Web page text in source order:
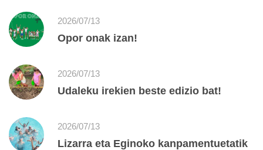
2026/07/13
Opor onak izan!
2026/07/13
Udaleku irekien beste edizio bat!
2026/07/13
Lizarra eta Eginoko kanpamentuetatik